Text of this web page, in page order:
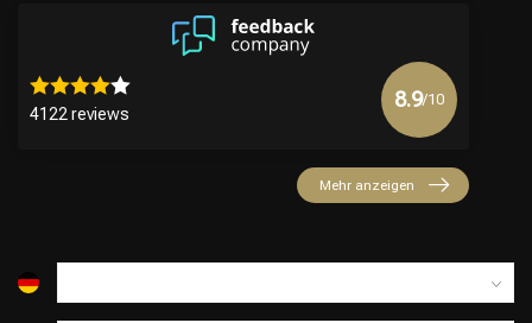
4122 reviews
8.9/10
Mehr anzeigen